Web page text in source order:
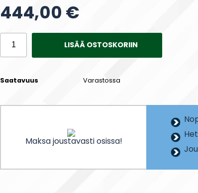
444,00 €
LISÄÄ OSTOSKORIIN
Saatavuus Varastossa
Maksa joustavasti osissa!